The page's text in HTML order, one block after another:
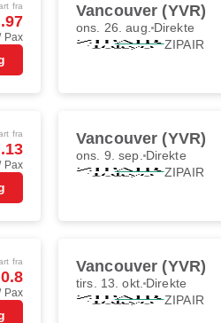
fra
Pax
Vancouver (YVR)
ons. 26. aug. Direkte
ZIPAIR
fra
Pax
Vancouver (YVR)
ons. 9. sep. Direkte
ZIPAIR
fra
Pax
Vancouver (YVR)
tirs. 13. okt. Direkte
ZIPAIR